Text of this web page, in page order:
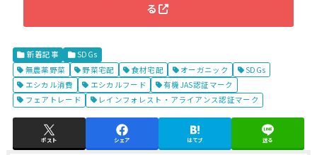
る
新着記事
SDGs
無農薬野菜
野菜宅配 食材宅配 オーガニック
SDGs
エシカル消費
エシカルフード
有機JAS認証マーク
フェアトレード
レインフォレスト・アライアンス認証マーク
ポスト シェア はてブ 送る